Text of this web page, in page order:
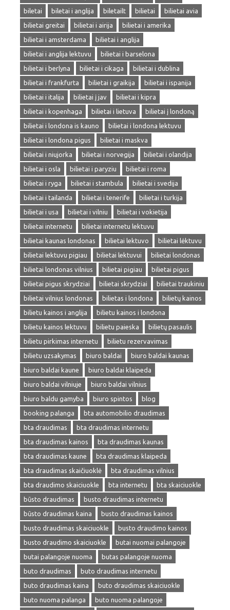
biletai
biletai i anglija biletailt bilietai
bilietai avia
bilietai greitai
bilietai i airija
bilietai i amerika
bilietai i amsterdama
bilietai i anglija
bilietai i anglija lektuvu
bilietai i barselona
bilietai i berlyna
bilietai i cikaga
bilietai i dublina
bilietai i frankfurta
bilietai i graikija
bilietai i ispanija
bilietai i italija
bilietai į jav
bilietai i kipra
bilietai i kopenhaga
bilietai i lietuva
bilietai į londoną
bilietai i londona is kauno
bilietai i londona lektuvu
bilietai i londona pigus
bilietai i maskva
bilietai i niujorka
bilietai i norvegija
bilietai i olandija
bilietai i osla
bilietai i paryziu
bilietai i roma
bilietai i ryga
bilietai i stambula
bilietai i svedija
bilietai i tailanda
bilietai i tenerife
bilietai i turkija
bilietai i usa
bilietai i vilniu
bilietai i vokietija
bilietai internetu
bilietai internetu lektuvu
bilietai kaunas londonas
bilietai lektuvo
bilietai lėktuvu
bilietai lektuvu pigiau
bilietai lektuvui
bilietai londonas
bilietai londonas vilnius
bilietai pigiau
bilietai pigus
bilietai pigus skrydziai
bilietai skrydziai
bilietai traukiniu
bilietai vilnius londonas
bilietas i londona
bilietų kainos
bilietu kainos i anglija
bilietu kainos i londona
bilietu kainos lektuvu
bilietu paieska
bilietų pasaulis
bilietu pirkimas internetu
bilietu rezervavimas
bilietu uzsakymas
biuro baldai
biuro baldai kaunas
biuro baldai kaune
biuro baldai klaipeda
biuro baldai vilniuje
biuro baldai vilnius
biuro baldu gamyba
biuro spintos
blog
booking palanga
bta automobilio draudimas
bta draudimas
bta draudimas internetu
bta draudimas kainos
bta draudimas kaunas
bta draudimas kaune
bta draudimas klaipeda
bta draudimas skaičiuoklė
bta draudimas vilnius
bta draudimo skaiciuokle
bta internetu
bta skaiciuokle
būsto draudimas
busto draudimas internetu
būsto draudimas kaina
busto draudimas kainos
busto draudimas skaiciuokle
busto draudimo kainos
busto draudimo skaiciuokle
butai nuomai palangoje
butai palangoje nuoma
butas palangoje nuoma
buto draudimas
buto draudimas internetu
buto draudimas kaina
buto draudimas skaiciuokle
buto nuoma palanga
buto nuoma palangoje